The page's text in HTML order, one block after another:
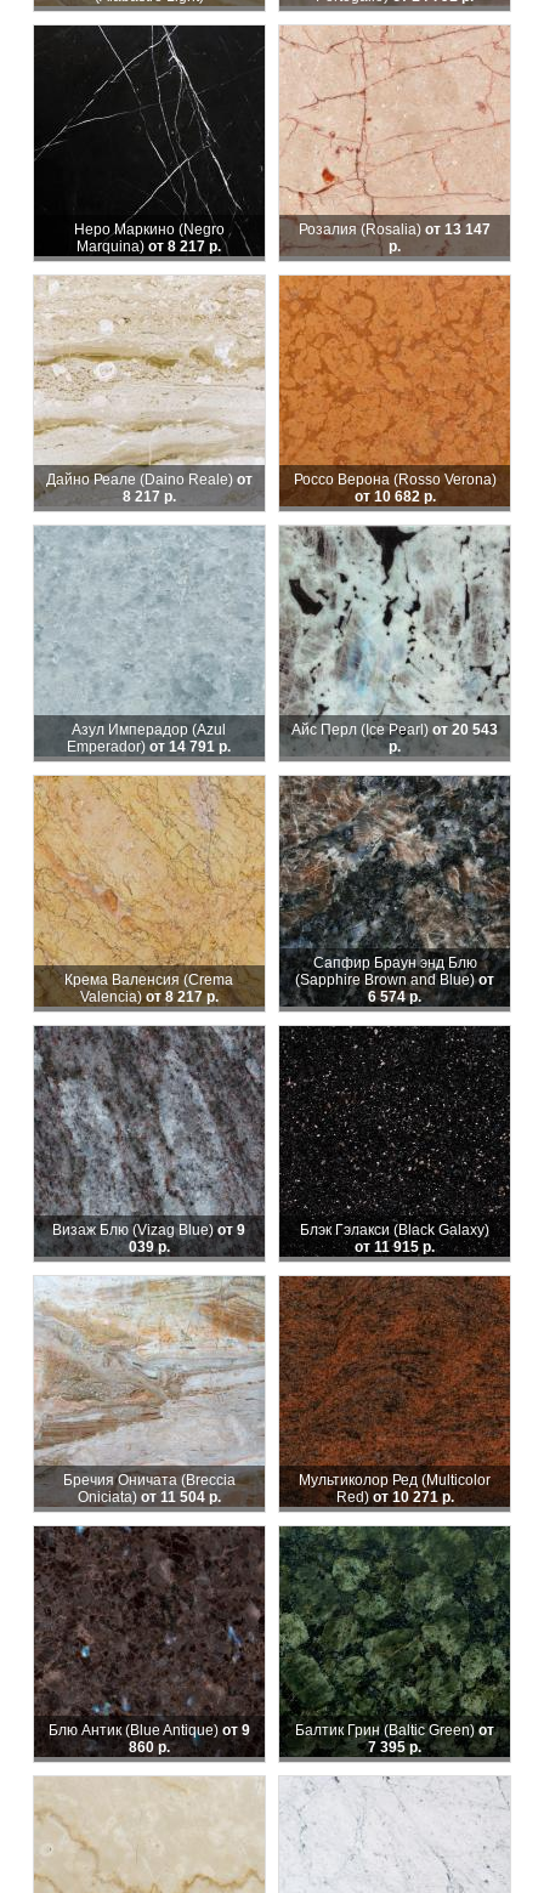
Неро Маркино (Negro
Marquina)от 8 217 р.
Розалия (Rosalia) от 13 147
р.
Дайно Реале (Daino Reale) от
8 217 р.
Россо Верона (Rosso Verona)
от 10 682 р.
Азул Имперадор (Azul
Emperador)от 14 791 р.
Айс Перл (Ice Pearl) от 20 543
р.
Крема Валенсия (Crema
Valencia)от 8 217 р.
Сапфир Браун энд Блю
(Sapphire Brown and Blue)от
6 574 р.
Визаж Блю (Vizag Blue)от 9
039 р.
Блэк Гэлакси (Black Galaxy)
от 11 915 р.
Бречия Оничата (Breccia
Oniciata) от 11 504 р.
Мультиколор Ред (Multicolor
Red) от 10 271 р.
Блю Антик (Blue Antique) от 9
860 р.
Балтик Грин (Baltic Green)от
7 395 р.